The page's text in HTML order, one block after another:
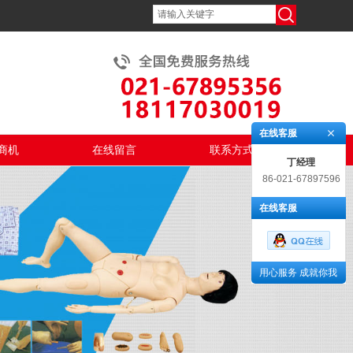
机 在线留言 联系方式
在线客服
丁经理
86-021-67897596
在线客服
用心服务 成就你我